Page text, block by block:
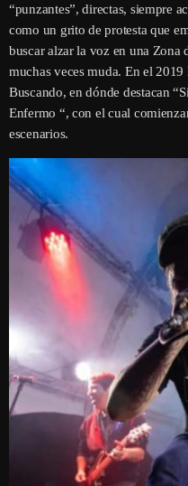
“punzantes”, directas, siempre
como un grito de protesta que
buscar alzar la voz en una Zona
muchas veces muda. En el
Buscando, en dónde destacan
Enfermo “, con el cual
escenarios.